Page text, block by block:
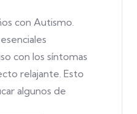
con Autismo.
con los síntomas
relajante. Esto
algunos de